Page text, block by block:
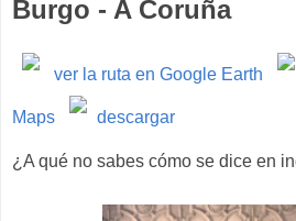
Burgo - A Coruña
ver la ruta en Google Earth
Maps descargar
¿A qué no sabes cómo se dice en